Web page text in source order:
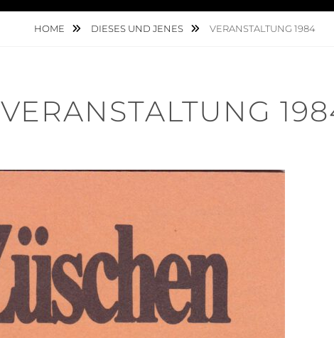
HOME DIESES UND JENES VERANSTALTUNG 1984
VERANSTALTUNG